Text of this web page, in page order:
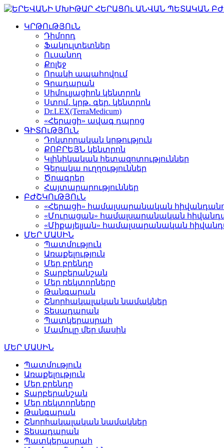
ԿՐԹՈւԹՅՈւՆ
Դիմորդ
Ֆակուլտետներ
Ուսանող
Քոլեջ
Որակի ապահովում
Գրադարան
Սիմուլյացիոն կենտրոն
Ստոմ․ կրթ․ գեր. կենտրոն
Dr.LEX(TerraMedicum)
«Հերացի» ավագ դպրոց
ԳԻՏՈւԹՅՈւՆ
Դոկտորական կրթություն
ՔՈԲՐԵՅՆ կենտրոն
Կլինիկական հետազոտություններ
Գերակա ուղղություններ
Ծրագրեր
Հայտարարություններ
ԲԺՇԿՈւԹՅՈւՆ
«Հերացի» համալսարանական
«Մուրացան» համալսարանական
«Միքայելյան» համալսարանական
ՄԵՐ ՄԱՍԻՆ
Պատմություն
Առաքելություն
Մեր բրենդը
Տարբերանշան
Մեր ռեկտորները
Թանգարան
Շնորհակալական նամակներ
Տեսադարան
Պատկերասրահ
Մամուլը մեր մասին
ՄԵՐ ՄԱՍԻՆ
Պատմություն
Առաքելություն
Մեր բրենդը
Տարբերանշան
Մեր ռեկտորները
Թանգարան
Շնորհակալական նամակներ
Տեսադարան
Պատկերասրահ